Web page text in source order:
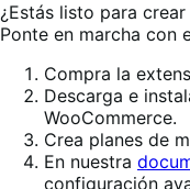
¿Estás listo para
Ponte en marcha con
Compra la
Descarga e
WooCommerce.
Crea planes de
En nuestra
configuración